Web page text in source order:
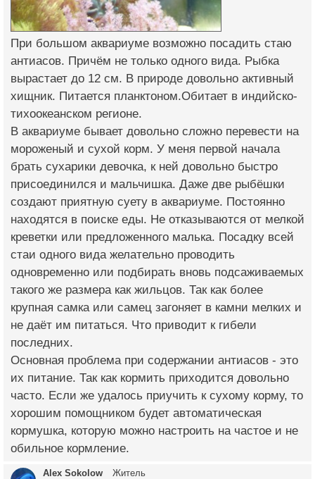
При большом аквариуме возможно посадить стаю
антиасов. Причём не только одного вида. Рыбка
вырастает до 12 см. В природе довольно активный
хищник. Питается планктоном.Обитает в индийско-
тихоокеанском регионе.
В аквариуме бывает довольно сложно перевести на
мороженый и сухой корм. У меня первой начала
брать сухарики девочка, к ней довольно быстро
присоединился и мальчишка. Даже две рыбёшки
создают приятную суету в аквариуме. Постоянно
находятся в поиске еды. Не отказываются от мелкой
креветки или предложенного малька. Посадку всей
стаи одного вида желательно проводить
одновременно или подбирать вновь подсаживаемых
такого же размера как жильцов. Так как более
крупная самка или самец загоняет в камни мелких и
не даёт им питаться. Что приводит к гибели
последних.
Основная проблема при содержании антиасов - это
их питание. Так как кормить приходится довольно
часто. Если же удалось приучить к сухому корму, то
хорошим помощником будет автоматическая
кормушка, которую можно настроить на частое и не
обильное кормление.
Alex Sokolow Житель